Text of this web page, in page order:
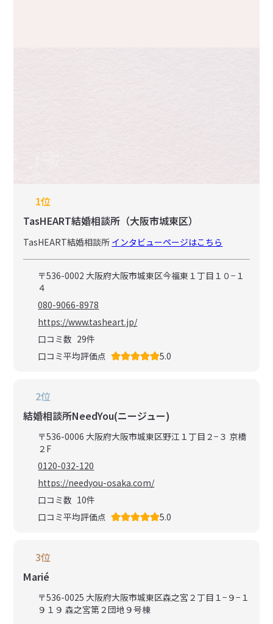
1位
TasHEART結婚相談所（大阪市城東区）
TasHEART結婚相談所 インタビューページはこちら
〒536-0002 大阪府大阪市城東区今福東１丁目１０−１
４
080-9066-8978
https://www.tasheart.jp/
口コミ数 29件
口コミ平均評価点
5.0
2位
結婚相談所NeedYou(ニージュー)
〒536-0006 大阪府大阪市城東区野江１丁目２−３ 京橋
２F
0120-032-120
https://needyou-osaka.com/
口コミ数 10件
口コミ平均評価点
5.0
3位
Marié
〒536-0025 大阪府大阪市城東区森之宮２丁目１−９−１
９１９ 森之宮第２団地９号棟